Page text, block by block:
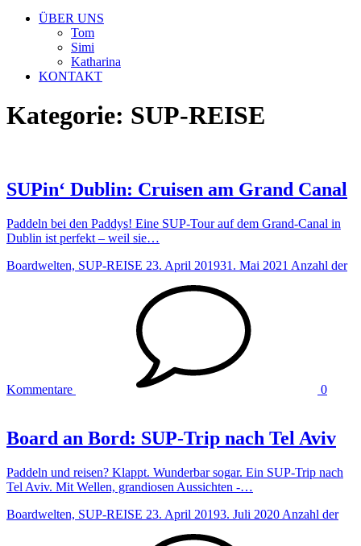
ÜBER UNS
Tom
Simi
Katharina
KONTAKT
Kategorie: SUP-REISE
SUPin‘ Dublin: Cruisen am Grand Canal
Paddeln bei den Paddys! Eine SUP-Tour auf dem Grand-Canal in
Dublin ist perfekt – weil sie…
Boardwelten, SUP-REISE 23. April 201931. Mai 2021 Anzahl der
Kommentare 0
Board an Bord: SUP-Trip nach Tel Aviv
Paddeln und reisen? Klappt. Wunderbar sogar. Ein SUP-Trip nach
Tel Aviv. Mit Wellen, grandiosen Aussichten -…
Boardwelten, SUP-REISE 23. April 20193. Juli 2020 Anzahl der